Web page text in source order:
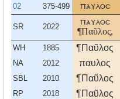
02 375-499 παυλοσ
SR 2022
παυλοσ
¶Παῦλος,
WH 1885 ¶Παῦλος
NA 2012 παυλος
SBL 2010 ¶Παῦλος
RP 2018 ¶Παῦλος